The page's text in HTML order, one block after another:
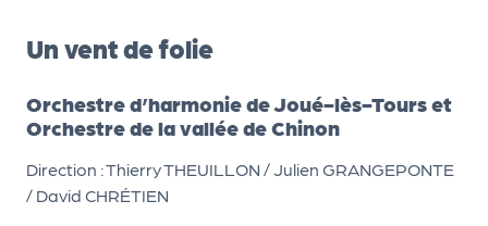
Un vent de folie
Orchestre d’harmonie de Joué-lès-Tours et
Orchestre de la vallée de Chinon
Direction : Thierry THEUILLON / Julien GRANGEPONTE
/ David CHRÉTIEN
s
r
u
n
é